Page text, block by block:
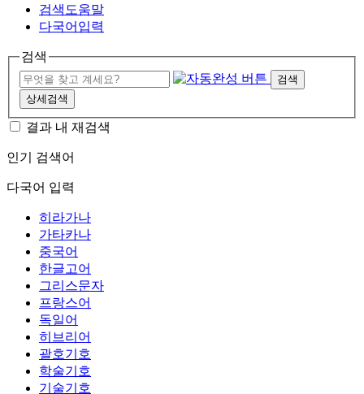
검색도움말
다국어입력
검색
검색
상세검색
결과 내 재검색
인기 검색어
다국어 입력
히라가나
가타카나
중국어
한글고어
그리스문자
프랑스어
독일어
히브리어
괄호기호
학술기호
기술기호